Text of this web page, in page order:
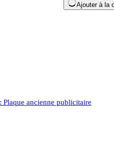
Ajouter à la
Plaque ancienne publicitaire